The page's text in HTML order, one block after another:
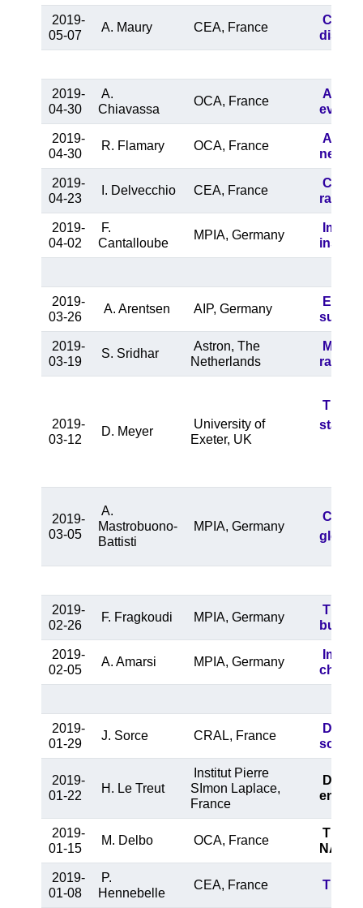
2019-
05-07
A. Maury CEA, France
disks:
2019-
04-30
A.
Chiavassa
OCA, France
A
2019-
04-30
R. Flamary OCA, France
neural
2019-
04-23
I. Delvecchio CEA, France
Clues
radio
2019-
04-02
F.
Cantalloube
MPIA, Germany
2019-
03-26
A. Arentsen AIP, Germany
survey
2019-
03-19
S. Sridhar
Astron, The
Netherlands
radio
2019-
03-12
D. Meyer
University of
Exeter, UK
The
stars
2019-
03-05
A.
Mastrobuono-
Battisti
MPIA, Germany
Close
2019-
02-26
F. Fragkoudi MPIA, Germany
The
bulge
2019-
02-05
A. Amarsi MPIA, Germany
2019-
01-29
J. Sorce CRAL, France
Do
2019-
01-22
H. Le Treut
Institut Pierre
SImon Laplace,
France
De
2019-
01-15
M. Delbo OCA, France
T
2019-
01-08
P.
Hennebelle
CEA, France The